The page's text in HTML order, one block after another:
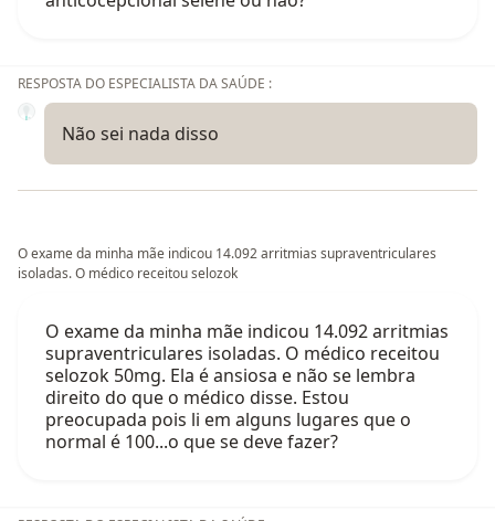
RESPOSTA DO ESPECIALISTA DA SAÚDE :
Não sei nada disso
O exame da minha mãe indicou 14.092 arritmias supraventriculares
isoladas. O médico receitou selozok
O exame da minha mãe indicou 14.092 arritmias
supraventriculares isoladas. O médico receitou
selozok 50mg. Ela é ansiosa e não se lembra
direito do que o médico disse. Estou
preocupada pois li em alguns lugares que o
normal é 100...o que se deve fazer?